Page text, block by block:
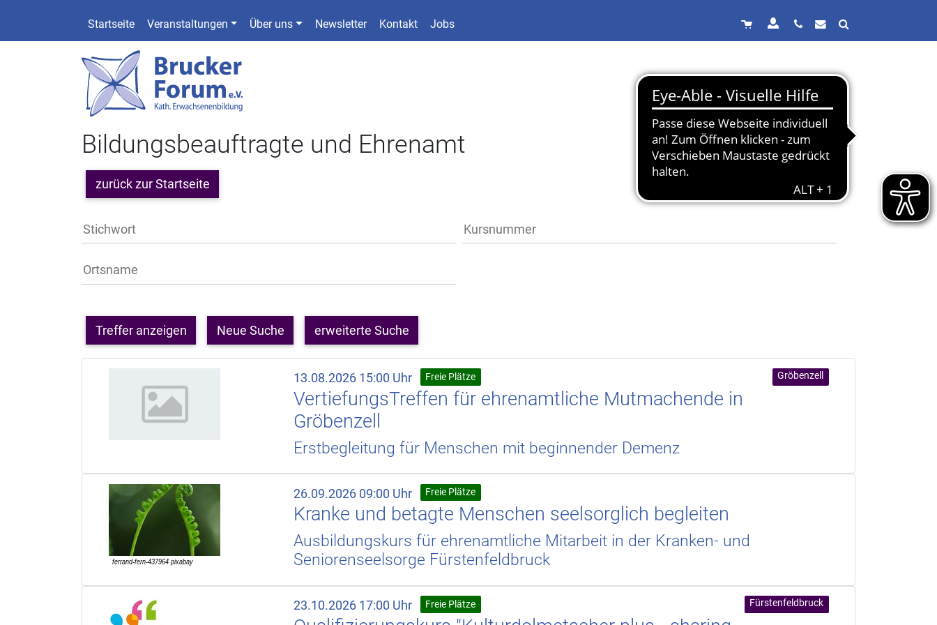
Startseite Veranstaltungen Über uns Newsletter Kontakt Jobs
Bildungsbeauftragte und Ehrenamt
zurück zur Startseite
Treffer anzeigen Neue Suche erweiterte Suche
13.08.2026 15:00 Uhr Freie Plätze Gröbenzell
VertiefungsTreffen für ehrenamtliche Mutmachende in
Gröbenzell
Erstbegleitung für Menschen mit beginnender Demenz
26.09.2026 09:00 Uhr Freie Plätze
Kranke und betagte Menschen seelsorglich begleiten
Ausbildungskurs für ehrenamtliche Mitarbeit in der Kranken- und
Seniorenseelsorge Fürstenfeldbruck
23.10.2026 17:00 Uhr Freie Plätze Fürstenfeldbruck